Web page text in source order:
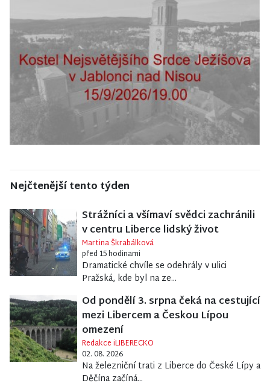
Nejčtenější tento týden
Strážníci a všímaví svědci zachránili
v centru Liberce lidský život
Martina Škrabálková
před 15 hodinami
Dramatické chvíle se odehrály v ulici
Pražská, kde byl na ze...
Od pondělí 3. srpna čeká na cestující
mezi Libercem a Českou Lípou
omezení
Redakce iLIBERECKO
02. 08. 2026
Na železniční trati z Liberce do České Lípy a
Děčína začíná...